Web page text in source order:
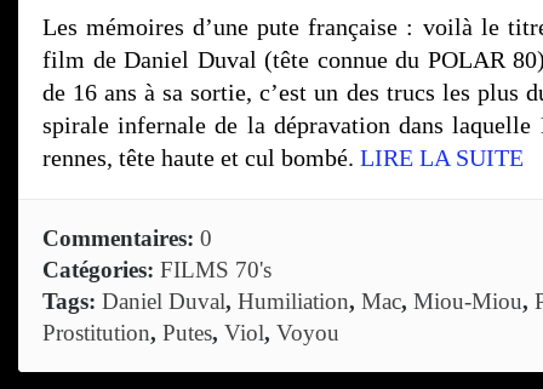
Les mémoires d’une pute française : voilà le
film de Daniel Duval (tête connue du POLAR
de 16 ans à sa sortie, c’est un des trucs les plus
spirale infernale de la dépravation dans
rennes, tête haute et cul bombé. LIRE LA SUITE
Commentaires: 0
Catégories: FILMS 70's
Tags: Daniel Duval, Humiliation, Mac, Miou-Miou,
Prostitution, Putes, Viol, Voyou